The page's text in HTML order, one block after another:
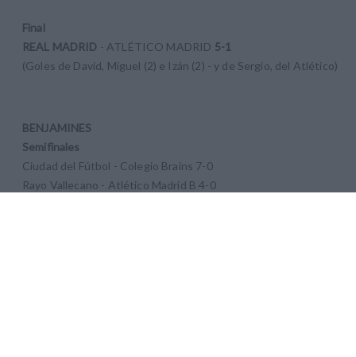
Final
REAL MADRID - ATLÉTICO MADRID 5-1
(Goles de David, Miguel (2) e Izán (2) - y de Sergio, del Atlético)
BENJAMINES
Semifinales
Ciudad del Fútbol - Colegio Brains 7-0
Rayo Vallecano - Atlético Madrid B 4-0